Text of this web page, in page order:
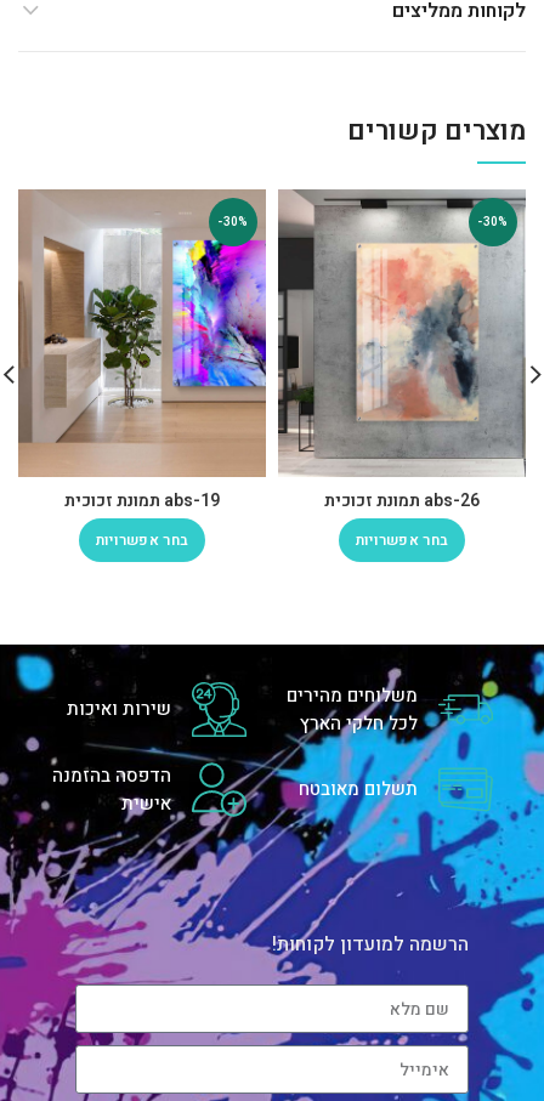
לקוחות ממליצים
מוצרים קשורים
-30%
abs-26 תמונת זכוכית
בחר אפשרויות
-30%
abs-19 תמונת זכוכית
בחר אפשרויות
משלוחים מהירים
לכל חלקי הארץ
שירות ואיכות
תשלום מאובטח
הדפסה בהזמנה
אישית
הרשמה למועדון לקוחות!